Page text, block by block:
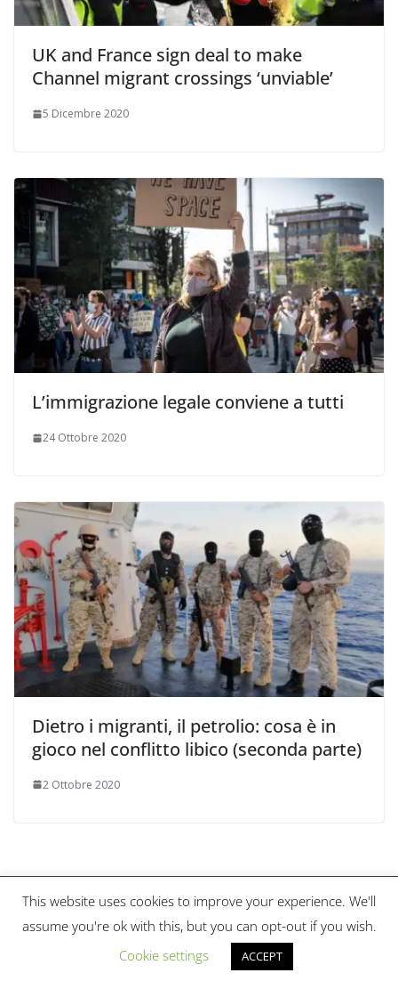
UK and France sign deal to make
Channel migrant crossings ‘unviable’
5 Dicembre 2020
L’immigrazione legale conviene a tutti
24 Ottobre 2020
Dietro i migranti, il petrolio: cosa è in
gioco nel conflitto libico (seconda parte)
2 Ottobre 2020
Copyright © 2026Scienza & Pace Magazine. Tutti i diritti
riservati.
ColorMagdi ThemeGrill. Powered by
This website uses cookies to improve your experience. We'll
assume you're ok with this, but you can opt-out if you wish.
Cookie settings
ACCEPT